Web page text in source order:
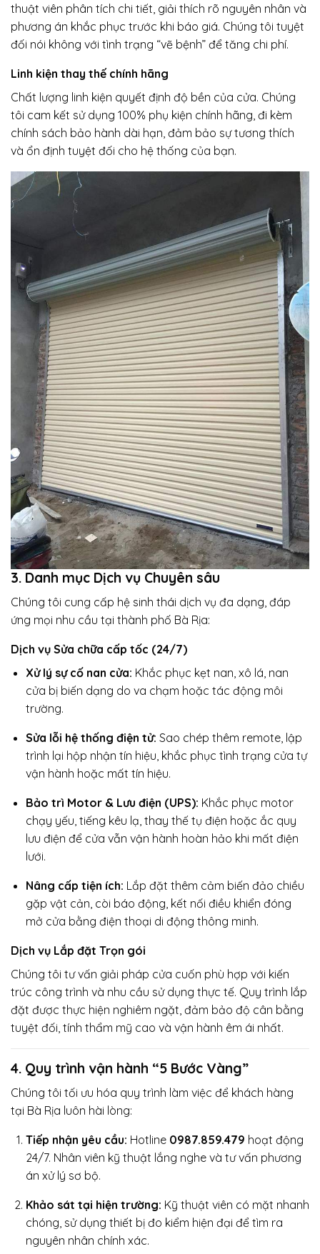
thuật viên phân tích chi tiết, giải thích rõ nguyên nhân và
phương án khắc phục trước khi báo giá. Chúng tôi tuyệt
đối nói không với tình trạng “vẽ bệnh” để tăng chi phí.
Linh kiện thay thế chính hãng
Chất lượng linh kiện quyết định độ bền của cửa. Chúng
tôi cam kết sử dụng 100% phụ kiện chính hãng, đi kèm
chính sách bảo hành dài hạn, đảm bảo sự tương thích
và ổn định tuyệt đối cho hệ thống của bạn.
3. Danh mục Dịch vụ Chuyên sâu
Chúng tôi cung cấp hệ sinh thái dịch vụ đa dạng, đáp
ứng mọi nhu cầu tại thành phố Bà Rịa:
Dịch vụ Sửa chữa cấp tốc (24/7)
Xử lý sự cố nan cửa: Khắc phục kẹt nan, xô lá, nan
cửa bị biến dạng do va chạm hoặc tác động môi
trường.
Sửa lỗi hệ thống điện tử: Sao chép thêm remote, lập
trình lại hộp nhận tín hiệu, khắc phục tình trạng cửa tự
vận hành hoặc mất tín hiệu.
Bảo trì Motor & Lưu điện (UPS): Khắc phục motor
chạy yếu, tiếng kêu lạ, thay thế tụ điện hoặc ắc quy
lưu điện để cửa vẫn vận hành hoàn hảo khi mất điện
lưới.
Nâng cấp tiện ích: Lắp đặt thêm cảm biến đảo chiều
gặp vật cản, còi báo động, kết nối điều khiển đóng
mở cửa bằng điện thoại di động thông minh.
Dịch vụ Lắp đặt Trọn gói
Chúng tôi tư vấn giải pháp cửa cuốn phù hợp với kiến
trúc công trình và nhu cầu sử dụng thực tế. Quy trình lắp
đặt được thực hiện nghiêm ngặt, đảm bảo độ cân bằng
tuyệt đối, tính thẩm mỹ cao và vận hành êm ái nhất.
4. Quy trình vận hành “5 Bước Vàng”
Chúng tôi tối ưu hóa quy trình làm việc để khách hàng
tại Bà Rịa luôn hài lòng:
Tiếp nhận yêu cầu: Hotline 0987.859.479 hoạt động
24/7. Nhân viên kỹ thuật lắng nghe và tư vấn phương
án xử lý sơ bộ.
Khảo sát tại hiện trường: Kỹ thuật viên có mặt nhanh
chóng, sử dụng thiết bị đo kiểm hiện đại để tìm ra
nguyên nhân chính xác.